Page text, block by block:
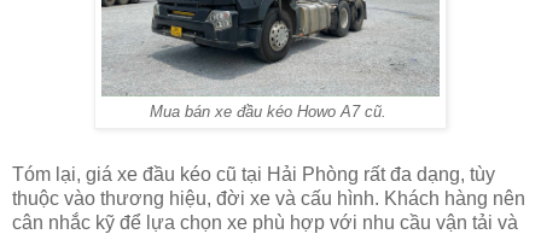
Mua bán xe đầu kéo Howo A7 cũ.
Tóm lại, giá xe đầu kéo cũ tại Hải Phòng rất đa dạng, tùy
thuộc vào thương hiệu, đời xe và cấu hình. Khách hàng nên
cân nhắc kỹ để lựa chọn xe phù hợp với nhu cầu vận tải và